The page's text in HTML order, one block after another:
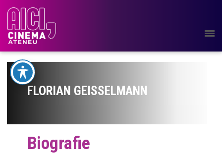
FLORIAN GEISSELMANN
Biografie